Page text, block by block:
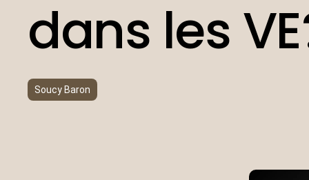
Moulage de plastique
UHMW-PE
Usinage
dans les
Soucy Baron